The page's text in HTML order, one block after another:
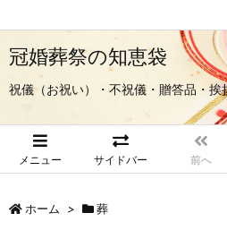
冠婚葬祭の知恵袋
祝儀（お祝い）・不祝儀・贈答品・挨
メニュー サイドバー 前へ
ホーム > 葬